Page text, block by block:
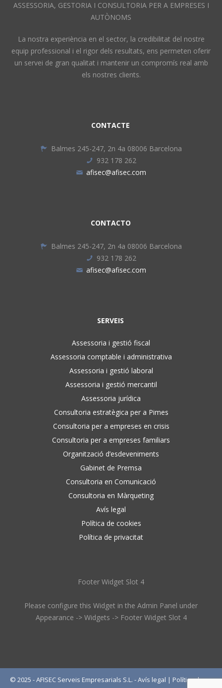
ASSESSORIA, GESTORIA I CONSULTORIA PER A EMPRESES I
AUTÒNOMS
La nostra experiència en el sector, la credibilitat del nostre
equip professional i el rigor dels resultats, ens permeten oferir
un servei de gran qualitat i mantenir un compromís real amb
els nostres clients.
CONTACTE
Balmes 245-247, 2n 4a 08006 Barcelona
932 178 262
afisec@afisec.com
CONTACTO
Balmes 245-247, 2n 4a 08006 Barcelona
932 178 262
afisec@afisec.com
SERVEIS
Assessoria i gestió fiscal
Assessoria comptable i administrativa
Assessoria i gestió laboral
Assessoria i gestió mercantil
Assessoria jurídica
Consultoria estratègica per a Pimes
Consultoria per a empreses en crisis
Consultoria per a empreses familiars
Organització d’esdeveniments
Gabinet de Premsa
Consultoria en Comunicació
Consultoria en Màrqueting
Avís legal
Política de cookies
Política de privacitat
Footer Widget Slot 4
Please configure this Widget in the Admin Panel under
Appearance -> Widgets -> Footer Widget Slot 4
© 2025 - AFISEC Serveis Empresarials S.L. -Avís legal | Política de